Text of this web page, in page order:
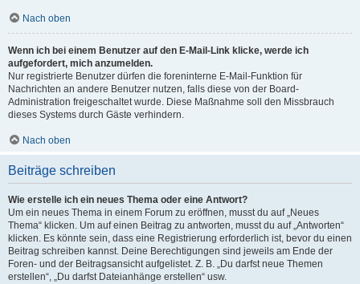
Nach oben
Wenn ich bei einem Benutzer auf den E-Mail-Link klicke, werde ich
aufgefordert, mich anzumelden.
Nur registrierte Benutzer dürfen die foreninterne E-Mail-Funktion für
Nachrichten an andere Benutzer nutzen, falls diese von der Board-
Administration freigeschaltet wurde. Diese Maßnahme soll den Missbrauch
dieses Systems durch Gäste verhindern.
Nach oben
Beiträge schreiben
Wie erstelle ich ein neues Thema oder eine Antwort?
Um ein neues Thema in einem Forum zu eröffnen, musst du auf „Neues
Thema“ klicken. Um auf einen Beitrag zu antworten, musst du auf „Antworten“
klicken. Es könnte sein, dass eine Registrierung erforderlich ist, bevor du einen
Beitrag schreiben kannst. Deine Berechtigungen sind jeweils am Ende der
Foren- und der Beitragsansicht aufgelistet. Z. B. „Du darfst neue Themen
erstellen“, „Du darfst Dateianhänge erstellen“ usw.